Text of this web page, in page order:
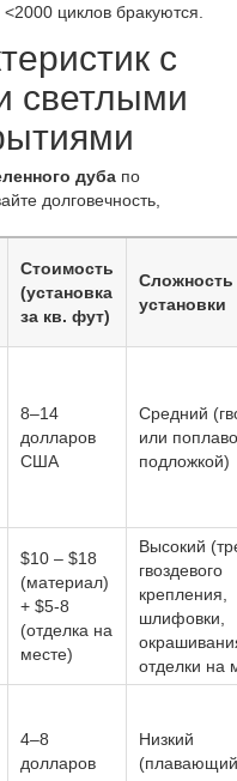
циклов бракуются.
с
светлыми
дуба по
долговечность,
Стоимость
(установка
за кв. фут)
Сложность
установки
8–14
долларов
США
Средний
или
подложкой)
$10 – $18
(материал)
+ $5-8
(отделка на
месте)
Высокий
гвоздевого
крепления,
шлифовки,
отделки на
4–8
долларов
Низкий